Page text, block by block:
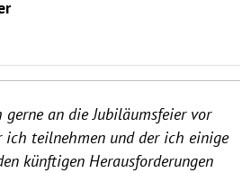
an die Jubiläumsfeier vor
ich teilnehmen und der ich einige
künftigen Herausforderungen